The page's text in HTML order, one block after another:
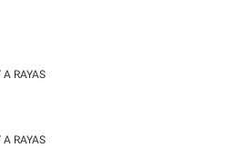
A RAYAS
A RAYAS